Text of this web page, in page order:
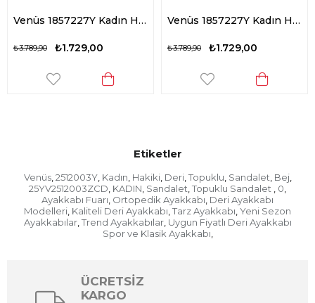
Venüs 1857227Y Kadın Hakiki Deri Topuklu Sandalet Siyah
₺1.729,00
₺3.789,90
Venüs 1857227Y Kadın Hakiki Deri Topuklu Sandalet Taba
₺1.729,00
₺3.789,90
Etiketler
Venüs, 2512003Y, Kadın Hakiki, Deri, Topuklu Sandalet Bej,
25YV2512003ZCD KADIN Sandalet Topuklu Sandalet 0
Ayakkabı Fuarı Ortopedik Ayakkabı Deri Ayakkabı
Modelleri Kaliteli Deri Ayakkabı Tarz Ayakkabı Yeni Sezon
Ayakkabılar, Trend Ayakkabılar, Uygun Fiyatlı Deri Ayakkabı
Spor ve Klasik Ayakkabı
ÜCRETSİZ
KARGO